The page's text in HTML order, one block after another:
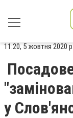
11:20, 5 жовтня 2020 р.
у